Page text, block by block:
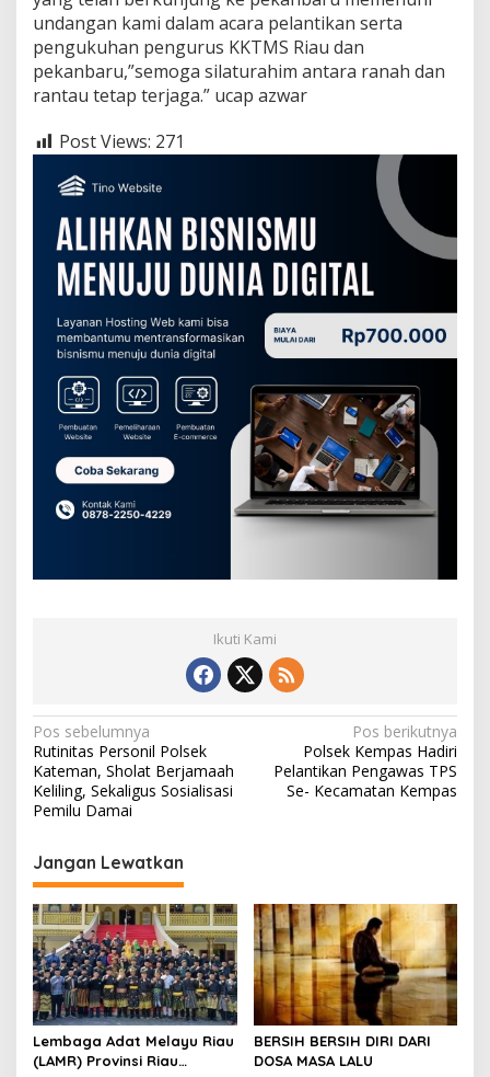
undangan kami dalam acara pelantikan serta
pengukuhan pengurus KKTMS Riau dan
pekanbaru,”semoga silaturahim antara ranah dan
rantau tetap terjaga.” ucap azwar
Post Views: 271
Ikuti Kami
N
a
v
i
g
a
s
i
p
o
s
Pos sebelumnya
Rutinitas Personil Polsek
Kateman, Sholat Berjamaah
Keliling, Sekaligus Sosialisasi
Pemilu Damai
Pos berikutnya
Polsek Kempas Hadiri
Pelantikan Pengawas TPS
Se- Kecamatan Kempas
Jangan Lewatkan
Lembaga Adat Melayu Riau
(LAMR) Provinsi Riau
BERSIH BERSIH DIRI DARI
DOSA MASA LALU